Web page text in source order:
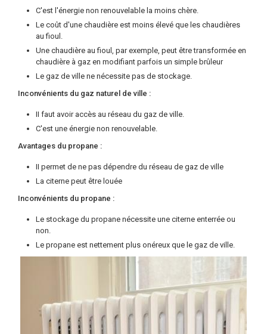
C'est l'énergie non renouvelable la moins chère.
Le coût d'une chaudière est moins élevé que les chaudières
au fioul.
Une chaudière au fioul, par exemple, peut être transformée en
chaudière à gaz en modifiant parfois un simple brûleur
Le gaz de ville ne nécessite pas de stockage.
Inconvénients du gaz naturel de ville :
II faut avoir accès au réseau du gaz de ville.
C'est une énergie non renouvelable.
Avantages du propane :
II permet de ne pas dépendre du réseau de gaz de ville
La citerne peut être louée
Inconvénients du propane :
Le stockage du propane nécessite une citerne enterrée ou
non.
Le propane est nettement plus onéreux que le gaz de ville.